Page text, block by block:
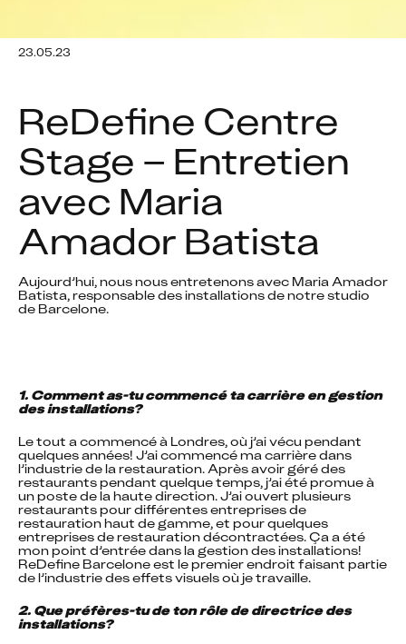
23.05.23
ReDefine Centre
Stage – Entretien
avec Maria
Amador Batista
Aujourd’hui, nous nous entretenons avec Maria Amador
Batista, responsable des installations de notre studio
de Barcelone.
1. Comment as-tu commencé ta carrière en gestion
des installations?
Le tout a commencé à Londres, où j’ai vécu pendant
quelques années! J’ai commencé ma carrière dans
l’industrie de la restauration. Après avoir géré des
restaurants pendant quelque temps, j’ai été promue à
un poste de la haute direction. J’ai ouvert plusieurs
restaurants pour différentes entreprises de
restauration haut de gamme, et pour quelques
entreprises de restauration décontractées. Ça a été
mon point d’entrée dans la gestion des installations!
ReDefine Barcelone est le premier endroit faisant partie
de l’industrie des effets visuels où je travaille.
2. Que préfères-tu de ton rôle de directrice des
installations?